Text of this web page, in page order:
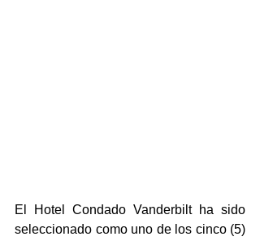
El Hotel Condado Vanderbilt ha sido
seleccionado como uno de los cinco (5)